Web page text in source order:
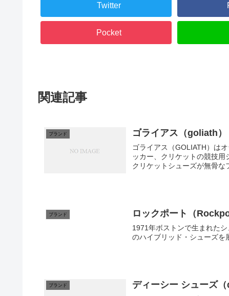
Twitter
Pocket
関連記事
ブランド ゴライアス（goliath）
ゴライアス（GOLIATH）は
ッカー、クリケットの競技用シュー
クリケットシューズが無骨
ブランド ロックポート（
1971年ボストンで生まれた
のハイブリッド・シューズを
ブランド ディーシー シューズ